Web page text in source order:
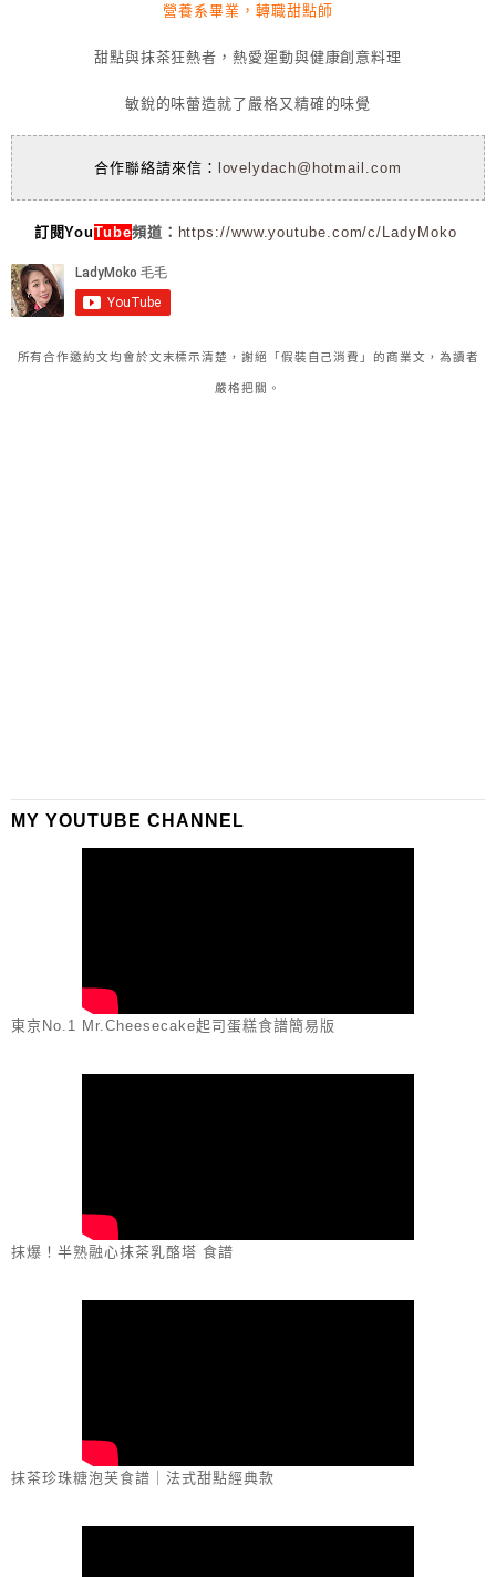
營養系畢業，轉職甜點師
甜點與抹茶狂熱者，熱愛運動與健康創意料理
敏銳的味蕾造就了嚴格又精確的味覺
合作聯絡請來信： lovelydach@hotmail.com
訂閱YouTube頻道： https://www.youtube.com/c/LadyMoko
所有合作邀約文均會於文末標示清楚，謝絕「假裝自己消費」的商業文，為讀者
嚴格把關。
MY YOUTUBE CHANNEL
東京No.1 Mr.Cheesecake起司蛋糕食譜簡易版
抹爆！半熟融心抹茶乳酪塔 食譜
抹茶珍珠糖泡芙食譜｜法式甜點經典款